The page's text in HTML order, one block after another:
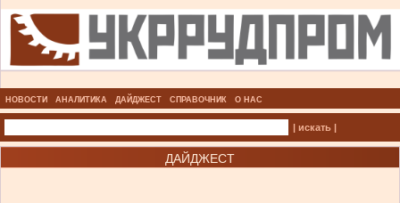
НОВОСТИ АНАЛИТИКА ДАЙДЖЕСТ СПРАВОЧНИК О НАС
| искать |
ДАЙДЖЕСТ